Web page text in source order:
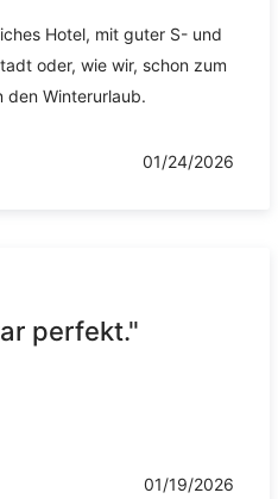
Hotel, mit guter S- und
oder, wie wir, schon zum
den Winterurlaub.
01/24/2026
perfekt."
01/19/2026